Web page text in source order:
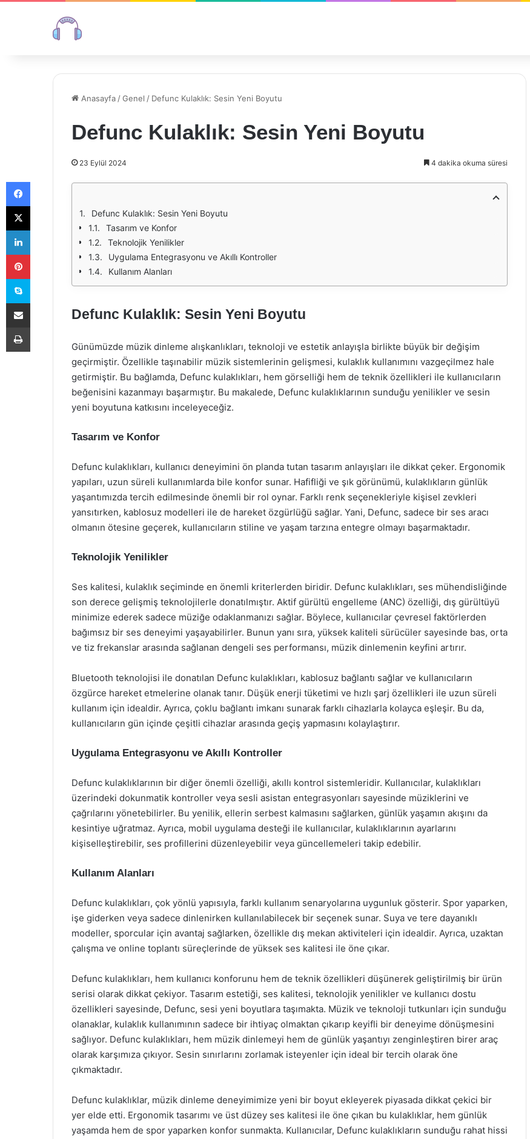
Anasayfa /Genel / Defunc Kulaklık: Sesin Yeni Boyutu
Defunc Kulaklık: Sesin Yeni Boyutu
23 Eylül 2024 4 dakika okuma süresi
Defunc Kulaklık: Sesin Yeni Boyutu
Tasarım ve Konfor
Teknolojik Yenilikler
Uygulama Entegrasyonu ve Akıllı Kontroller
Kullanım Alanları
Defunc Kulaklık: Sesin Yeni Boyutu
Günümüzde müzik dinleme alışkanlıkları, teknoloji ve estetik anlayışla birlikte büyük bir değişim
geçirmiştir. Özellikle taşınabilir müzik sistemlerinin gelişmesi, kulaklık kullanımını vazgeçilmez hale
getirmiştir. Bu bağlamda, Defunc kulaklıkları, hem görselliği hem de teknik özellikleri ile kullanıcıların
beğenisini kazanmayı başarmıştır. Bu makalede, Defunc kulaklıklarının sunduğu yenilikler ve sesin
yeni boyutuna katkısını inceleyeceğiz.
Tasarım ve Konfor
Defunc kulaklıkları, kullanıcı deneyimini ön planda tutan tasarım anlayışları ile dikkat çeker. Ergonomik
yapıları, uzun süreli kullanımlarda bile konfor sunar. Hafifliği ve şık görünümü, kulaklıkların günlük
yaşantımızda tercih edilmesinde önemli bir rol oynar. Farklı renk seçenekleriyle kişisel zevkleri
yansıtırken, kablosuz modelleri ile de hareket özgürlüğü sağlar. Yani, Defunc, sadece bir ses aracı
olmanın ötesine geçerek, kullanıcıların stiline ve yaşam tarzına entegre olmayı başarmaktadır.
Teknolojik Yenilikler
Ses kalitesi, kulaklık seçiminde en önemli kriterlerden biridir. Defunc kulaklıkları, ses mühendisliğinde
son derece gelişmiş teknolojilerle donatılmıştır. Aktif gürültü engelleme (ANC) özelliği, dış gürültüyü
minimize ederek sadece müziğe odaklanmanızı sağlar. Böylece, kullanıcılar çevresel faktörlerden
bağımsız bir ses deneyimi yaşayabilirler. Bunun yanı sıra, yüksek kaliteli sürücüler sayesinde bas, orta
ve tiz frekanslar arasında sağlanan dengeli ses performansı, müzik dinlemenin keyfini artırır.
Bluetooth teknolojisi ile donatılan Defunc kulaklıkları, kablosuz bağlantı sağlar ve kullanıcıların
özgürce hareket etmelerine olanak tanır. Düşük enerji tüketimi ve hızlı şarj özellikleri ile uzun süreli
kullanım için idealdir. Ayrıca, çoklu bağlantı imkanı sunarak farklı cihazlarla kolayca eşleşir. Bu da,
kullanıcıların gün içinde çeşitli cihazlar arasında geçiş yapmasını kolaylaştırır.
Uygulama Entegrasyonu ve Akıllı Kontroller
Defunc kulaklıklarının bir diğer önemli özelliği, akıllı kontrol sistemleridir. Kullanıcılar, kulaklıkları
üzerindeki dokunmatik kontroller veya sesli asistan entegrasyonları sayesinde müziklerini ve
çağrılarını yönetebilirler. Bu yenilik, ellerin serbest kalmasını sağlarken, günlük yaşamın akışını da
kesintiye uğratmaz. Ayrıca, mobil uygulama desteği ile kullanıcılar, kulaklıklarının ayarlarını
kişiselleştirebilir, ses profillerini düzenleyebilir veya güncellemeleri takip edebilir.
Kullanım Alanları
Defunc kulaklıkları, çok yönlü yapısıyla, farklı kullanım senaryolarına uygunluk gösterir. Spor yaparken,
işe giderken veya sadece dinlenirken kullanılabilecek bir seçenek sunar. Suya ve tere dayanıklı
modeller, sporcular için avantaj sağlarken, özellikle dış mekan aktiviteleri için idealdir. Ayrıca, uzaktan
çalışma ve online toplantı süreçlerinde de yüksek ses kalitesi ile öne çıkar.
Defunc kulaklıkları, hem kullanıcı konforunu hem de teknik özellikleri düşünerek geliştirilmiş bir ürün
serisi olarak dikkat çekiyor. Tasarım estetiği, ses kalitesi, teknolojik yenilikler ve kullanıcı dostu
özellikleri sayesinde, Defunc, sesi yeni boyutlara taşımakta. Müzik ve teknoloji tutkunları için sunduğu
olanaklar, kulaklık kullanımının sadece bir ihtiyaç olmaktan çıkarıp keyifli bir deneyime dönüşmesini
sağlıyor. Defunc kulaklıkları, hem müzik dinlemeyi hem de günlük yaşantıyı zenginleştiren birer araç
olarak karşımıza çıkıyor. Sesin sınırlarını zorlamak isteyenler için ideal bir tercih olarak öne
çıkmaktadır.
Defunc kulaklıklar, müzik dinleme deneyimimize yeni bir boyut ekleyerek piyasada dikkat çekici bir
yer elde etti. Ergonomik tasarımı ve üst düzey ses kalitesi ile öne çıkan bu kulaklıklar, hem günlük
yaşamda hem de spor yaparken konfor sunmakta. Kullanıcılar, Defunc kulaklıkların sunduğu rahat hissi
Facebook
X
LinkedIn
Pinterest
Skype
E-Posta ile paylaş